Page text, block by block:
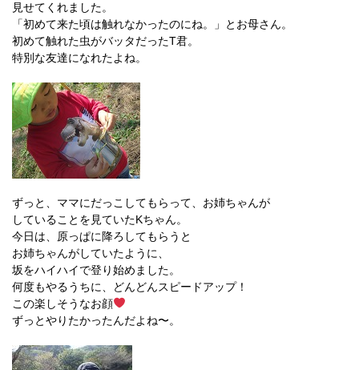
見せてくれました。
「初めて来た頃は触れなかったのにね。」とお母さん。
初めて触れた虫がバッタだったT君。
特別な友達になれたよね。
ずっと、ママにだっこしてもらって、お姉ちゃんが
していることを見ていたKちゃん。
今日は、原っぱに降ろしてもらうと
お姉ちゃんがしていたように、
坂をハイハイで登り始めました。
何度もやるうちに、どんどんスピードアップ！
この楽しそうなお顔
ずっとやりたかったんだよね〜。